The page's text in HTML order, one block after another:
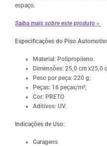
espaço.
Saiba mais sobre este produto »
Especificações do Piso
Material: Polipropileno.
Dimensões: 25,0 cm x25,0
Peso por peça: 220 g;
Peças: 16 peças/m²;
Cor: PRETO
Aditivos: UV.
Indicações de Uso:
Garagens